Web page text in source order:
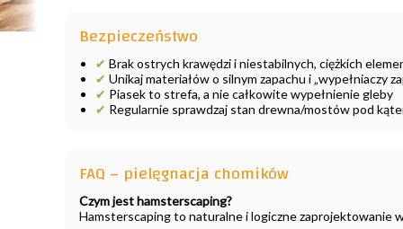
Bezpieczeństwo
✔ Brak ostrych krawędzi i niestabilnych, ciężkich
✔ Unikaj materiałów o silnym zapachu i „wypełniaczy
✔ Piasek to strefa, a nie całkowite wypełnienie gleby
✔ Regularnie sprawdzaj stan drewna/mostów pod
FAQ – pielęgnacja chomików
Czym jest hamsterscaping?
Hamsterscaping to naturalne i logiczne zaprojektowanie